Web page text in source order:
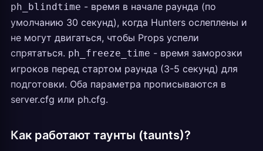
ph_blindtime - время в начале раунда (по
умолчанию 30 секунд), когда Hunters ослеплены и
не могут двигаться, чтобы Props успели
спрятаться. ph_freeze_time - время заморозки
игроков перед стартом раунда (3-5 секунд) для
подготовки. Оба параметра прописываются в
server.cfg или ph.cfg.
Как работают таунты (taunts)?